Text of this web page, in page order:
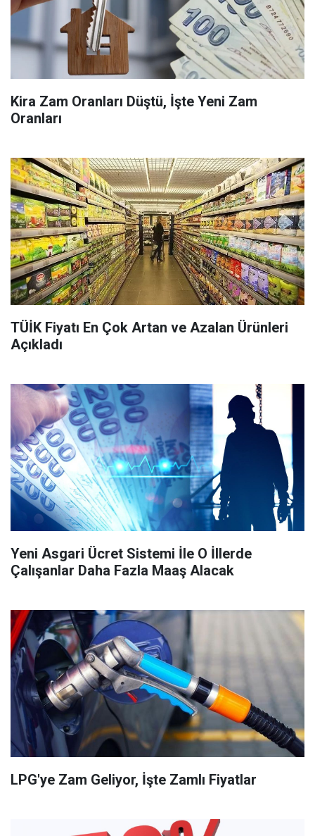
Kira Zam Oranları Düştü, İşte Yeni Zam
Oranları
TÜİK Fiyatı En Çok Artan ve Azalan Ürünleri
Açıkladı
Yeni Asgari Ücret Sistemi İle O İllerde
Çalışanlar Daha Fazla Maaş Alacak
LPG'ye Zam Geliyor, İşte Zamlı Fiyatlar